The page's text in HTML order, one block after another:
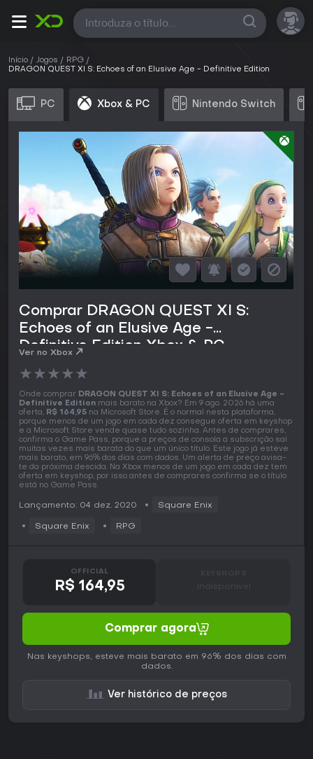
Todas
Início Jogos
RPG
DRAGON QUEST XI S: Echoes of an Elusive Age - Definitive Edition
PC Xbox & PC Nintendo Switch
Comprar DRAGON QUEST XI S:
Echoes of an Elusive Age -
Definitive Edition Xbox & PC
Ver no Xbox
★★★★★
Onde comprar DRAGON QUEST XI S: Echoes of an Elusive Age -
Definitive Edition mais barato na Xbox? Em 9 ago. 2026 há uma
oferta, R$ 164,95 na Microsoft Store. É o normal nesta plataforma,
porque menos de um jogo em cada dez consegue oferta em keyshop
e a Microsoft Store vende quase tudo sozinha. Antes de comprares,
confirma o Game Pass, porque a preços de consola a subscrição sai
muitas vezes mais barata do que um único título. Este jogo já esteve
mais barato, em 96% dos dias com dados. Um alerta de preço avisa-
te da próxima descida. Na Xbox menos de um jogo em cada dez tem
oferta em keyshop, por isso antes de comprares confirma se o título
está no Game Pass.
Lançamento: 04 dez. 2020 Square Enix
Square Enix RPG
OFFICIAL
R$ 164,95 Indisponível
Comprar agora
Nas keyshops, esteve mais barato em 96% dos dias com
dados.
Ver histórico de preços